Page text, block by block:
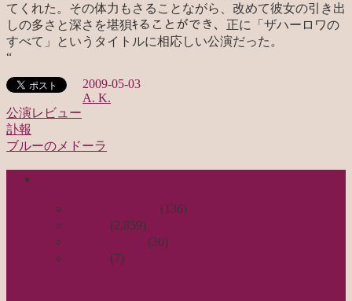
てくれた。その体力もさることながら、改めて彼女の引き出
しの多さと深さを堪狽ｷることができ、正に「ザハーロワの
すべて」というタイトルに相応しい公演だった。
“
2009-05-03
A. K.
公演レビュー
投
稿
訃報
ブルーのメドーラ
(136)
(2,859)
(30)
(7)